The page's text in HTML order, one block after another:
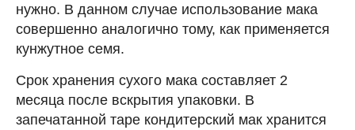
нужно. В данном случае использование мака
совершенно аналогично тому, как применяется
кунжутное семя.
Срок хранения сухого мака составляет 2
месяца после вскрытия упаковки. В
запечатанной таре кондитерский мак хранится